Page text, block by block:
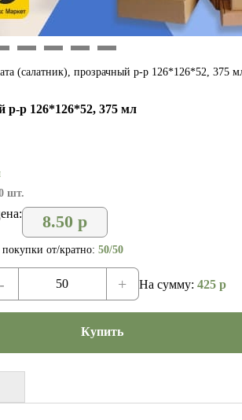
(салатник), прозрачный р-р 126*126*52, 375
р-р 126*126*52, 375 мл
шт.
8.50 р
от/кратно: 50/50
- + На сумму: 425 р
Купить